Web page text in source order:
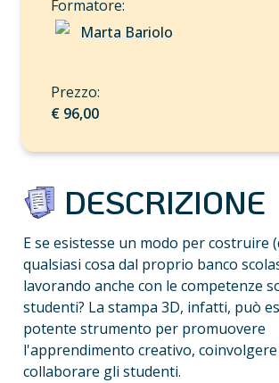
Marta Bariolo
€ 96,00
DESCRIZIONE
E se esistesse un modo per costruire
qualsiasi cosa dal proprio banco
lavorando anche con le competenze
studenti? La stampa 3D, infatti, può
potente strumento per promuovere
l'apprendimento creativo,
collaborare gli studenti.